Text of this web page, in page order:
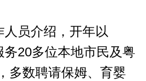
员介绍，开年以
务20多位本地市民及粤
多数聘请保姆、育婴